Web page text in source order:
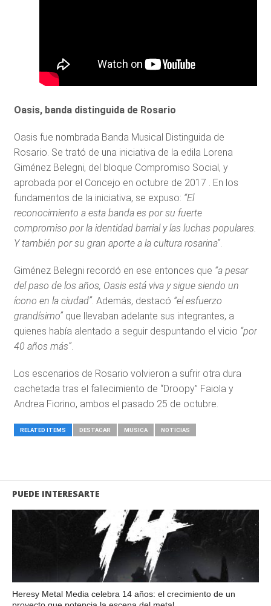
Oasis, banda distinguida de Rosario
Oasis fue nombrada Banda Musical Distinguida de
Rosario. Se trató de una iniciativa de la edila Lorena
Giménez Belegni, del bloque Compromiso Social, y
aprobada por el Concejo en octubre de 2017 . En los
fundamentos de la iniciativa, se expuso: “El
reconocimiento a esta banda es por su fuerte
compromiso por la identidad barrial y las luchas populares.
Y también por su gran aporte a la cultura rosarina”.
Giménez Belegni recordó en ese entonces que “a pesar
del paso de los años, Oasis está viva y sigue siendo un
ícono en la ciudad”. Además, destacó “el esfuerzo
grandísimo”que llevaban adelante sus integrantes, a
quienes había alentado a seguir despuntando el vicio “por
40 años más”.
Los escenarios de Rosario volvieron a sufrir otra dura
cachetada tras el fallecimiento de “Droopy” Faiola y
Andrea Fiorino, ambos el pasado 25 de octubre.
RELATED ITEMS DESTACAR MUSICA NOTICIAS
PUEDE INTERESARTE
Heresy Metal Media celebra 14 años: el crecimiento de un